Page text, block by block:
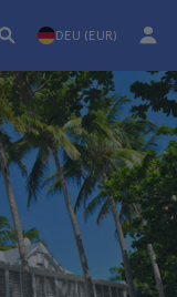
DEU (EUR)